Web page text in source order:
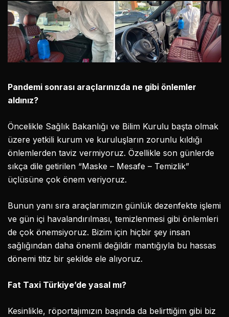
Pandemi sonrası araçlarınızda ne gibi önlemler
aldınız?
Öncelikle Sağlık Bakanlığı ve Bilim Kurulu başta olmak
üzere yetkili kurum ve kuruluşların zorunlu kıldığı
önlemlerden taviz vermiyoruz. Özellikle son günlerde
sıkça dile getirilen “Maske – Mesafe – Temizlik”
üçlüsüne çok önem veriyoruz.
Bunun yanı sıra araçlarımızın günlük dezenfekte işlemi
ve gün içi havalandırılması, temizlenmesi gibi önlemleri
de çok önemsiyoruz. Bizim için hiçbir şey insan
sağlığından daha önemli değildir mantığıyla bu hassas
dönemi titiz bir şekilde ele alıyoruz.
Fat Taxi Türkiye’de yasal mı?
Kesinlikle, röportajımızın başında da belirttiğim gibi biz